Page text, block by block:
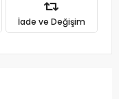
İade ve Değişim